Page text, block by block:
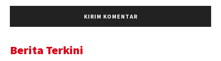
Berita Terkini